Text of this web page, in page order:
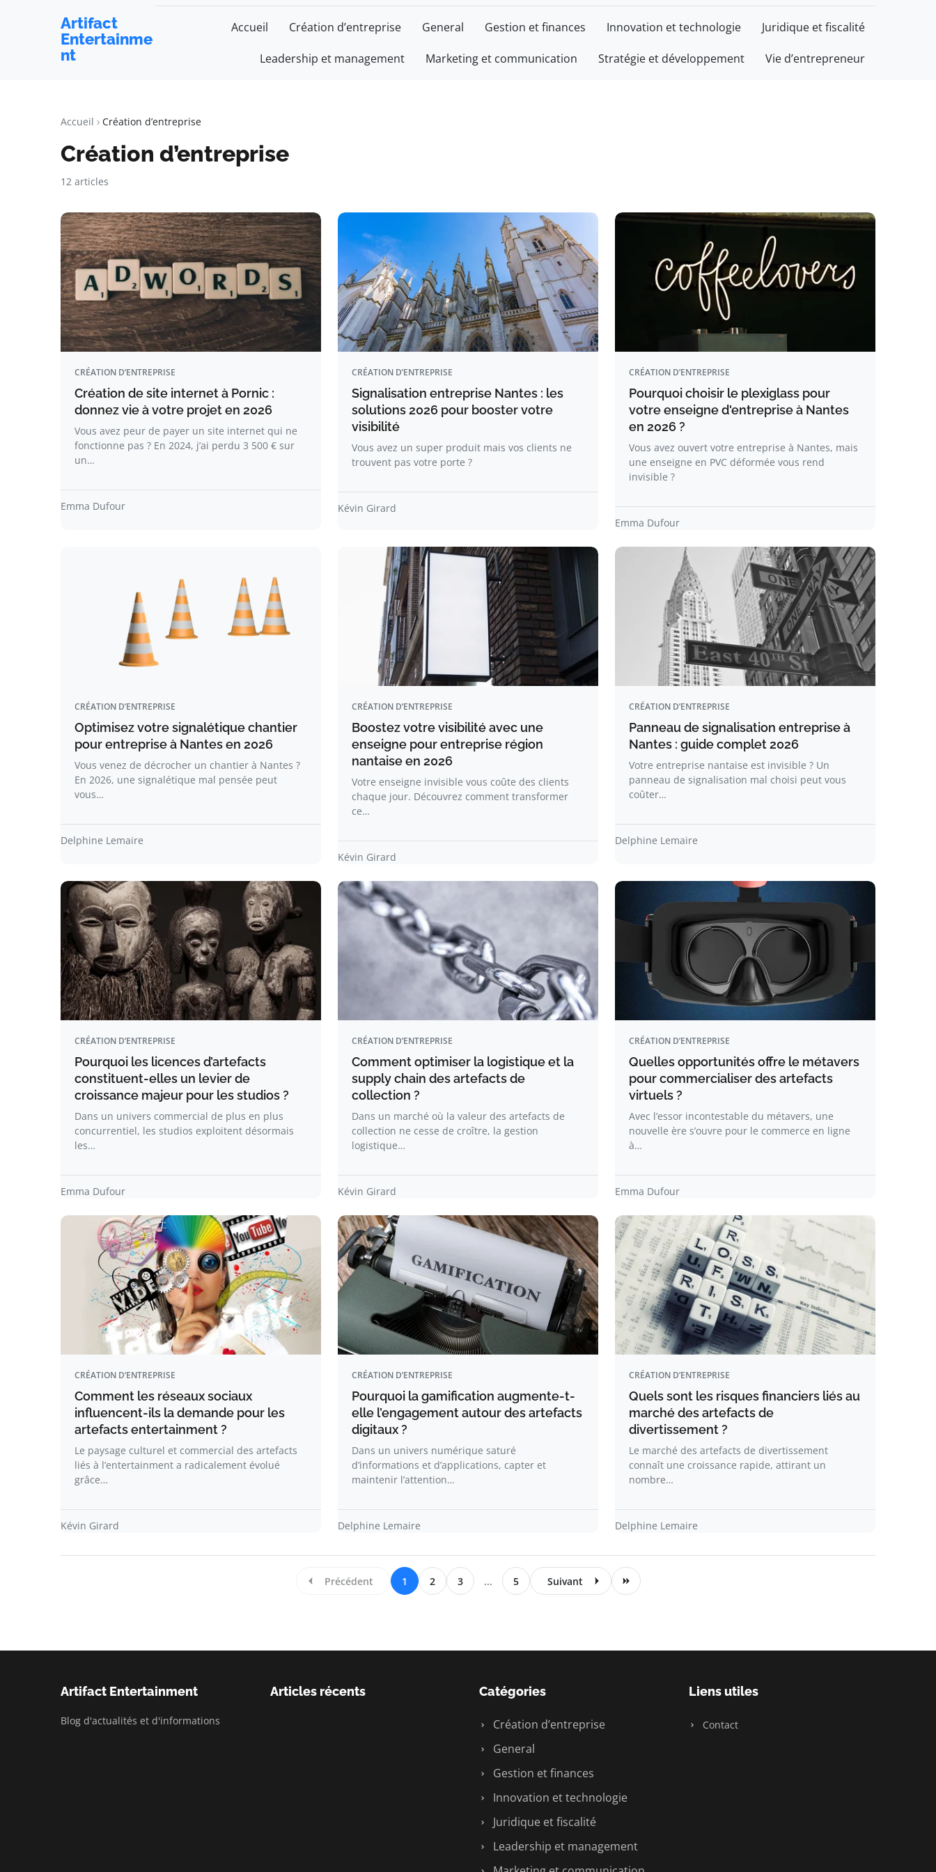
Artifact
Entertainme
nt
Accueil Création d’entreprise General Gestion et finances Innovation et technologie Juridique et fiscalité
Leadership et management Marketing et communication Stratégie et développement Vie d’entrepreneur
Accueil Création d’entreprise
Création d’entreprise
12 articles
CRÉATION D’ENTREPRISE
Création de site internet à Pornic :
donnez vie à votre projet en 2026
Vous avez peur de payer un site internet qui ne
fonctionne pas ? En 2024, j’ai perdu 3 500 € sur
un…
Emma Dufour
CRÉATION D’ENTREPRISE
Signalisation entreprise Nantes : les
solutions 2026 pour booster votre
visibilité
Vous avez un super produit mais vos clients ne
trouvent pas votre porte ?
Kévin Girard
CRÉATION D’ENTREPRISE
Pourquoi choisir le plexiglass pour
votre enseigne d'entreprise à Nantes
en 2026 ?
Vous avez ouvert votre entreprise à Nantes, mais
une enseigne en PVC déformée vous rend
invisible ?
Emma Dufour
CRÉATION D’ENTREPRISE
Optimisez votre signalétique chantier
pour entreprise à Nantes en 2026
Vous venez de décrocher un chantier à Nantes ?
En 2026, une signalétique mal pensée peut
vous…
Delphine Lemaire
CRÉATION D’ENTREPRISE
Boostez votre visibilité avec une
enseigne pour entreprise région
nantaise en 2026
Votre enseigne invisible vous coûte des clients
chaque jour. Découvrez comment transformer
ce…
Kévin Girard
CRÉATION D’ENTREPRISE
Panneau de signalisation entreprise à
Nantes : guide complet 2026
Votre entreprise nantaise est invisible ? Un
panneau de signalisation mal choisi peut vous
coûter…
Delphine Lemaire
CRÉATION D’ENTREPRISE
Pourquoi les licences d’artefacts
constituent-elles un levier de
croissance majeur pour les studios ?
Dans un univers commercial de plus en plus
concurrentiel, les studios exploitent désormais
les…
Emma Dufour
CRÉATION D’ENTREPRISE
Comment optimiser la logistique et la
supply chain des artefacts de
collection ?
Dans un marché où la valeur des artefacts de
collection ne cesse de croître, la gestion
logistique…
Kévin Girard
CRÉATION D’ENTREPRISE
Quelles opportunités offre le métavers
pour commercialiser des artefacts
virtuels ?
Avec l’essor incontestable du métavers, une
nouvelle ère s’ouvre pour le commerce en ligne
à…
Emma Dufour
CRÉATION D’ENTREPRISE
Comment les réseaux sociaux
influencent-ils la demande pour les
artefacts entertainment ?
Le paysage culturel et commercial des artefacts
liés à l’entertainment a radicalement évolué
grâce…
Kévin Girard
CRÉATION D’ENTREPRISE
Pourquoi la gamification augmente-t-
elle l’engagement autour des artefacts
digitaux ?
Dans un univers numérique saturé
d’informations et d’applications, capter et
maintenir l’attention…
Delphine Lemaire
CRÉATION D’ENTREPRISE
Quels sont les risques financiers liés au
marché des artefacts de
divertissement ?
Le marché des artefacts de divertissement
connaît une croissance rapide, attirant un
nombre…
Delphine Lemaire
Précédent 1 2 3 ... 5 Suivant
Artifact Entertainment
Blog d'actualités et d'informations
Articles récents Catégories
Création d’entreprise
General
Gestion et finances
Innovation et technologie
Juridique et fiscalité
Leadership et management
Liens utiles
Contact